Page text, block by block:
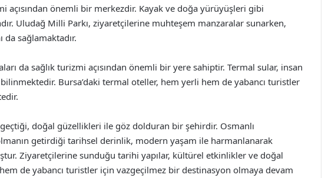
açısından önemli bir merkezdir. Kayak ve doğa yürüyüşleri gibi
Uludağ Milli Parkı, ziyaretçilerine muhteşem manzaralar sunarken,
da sağlamaktadır.
da sağlık turizmi açısından önemli bir yere sahiptir. Termal sular, insan
Bursa’daki termal oteller, hem yerli hem de yabancı turistler
doğal güzellikleri ile göz dolduran bir şehirdir. Osmanlı
getirdiği tarihsel derinlik, modern yaşam ile harmanlanarak
Ziyaretçilerine sunduğu tarihi yapılar, kültürel etkinlikler ve doğal
de yabancı turistler için vazgeçilmez bir destinasyon olmaya devam